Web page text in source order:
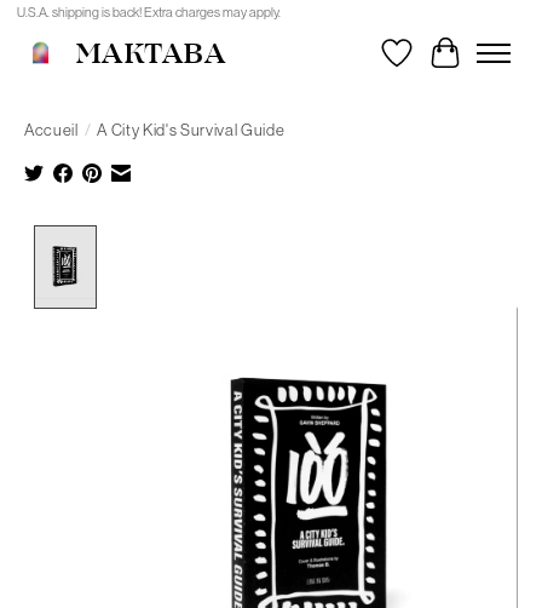
U.S.A. shipping is back! Extra charges may apply.
MAKTABA Liste de souhaits
Panier
Accueil / A City Kid's Survival Guide